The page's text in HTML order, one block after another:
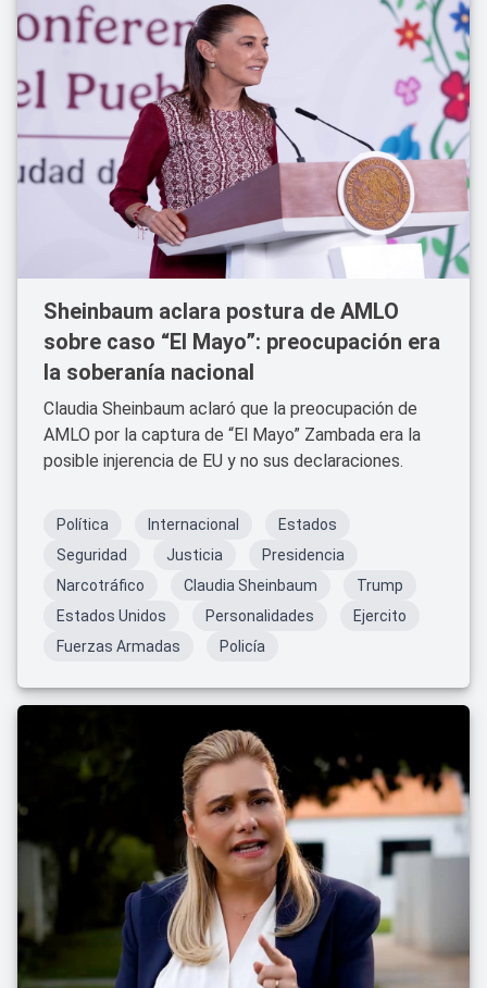
Sheinbaum aclara postura de AMLO
sobre caso “El Mayo”: preocupación era
la soberanía nacional
Claudia Sheinbaum aclaró que la preocupación de
AMLO por la captura de “El Mayo” Zambada era la
posible injerencia de EU y no sus declaraciones.
Política Internacional
Estados
Seguridad
Justicia
Presidencia
Narcotráfico
Claudia Sheinbaum
Trump
Estados Unidos
Personalidades
Ejercito
Fuerzas Armadas
Policía